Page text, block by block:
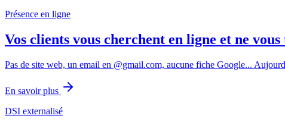
Présence en ligne
Vos clients vous cherchent en ligne et ne
Pas de site web, un email en @gmail.com, aucune fiche Google...
En savoir plus
DSI externalisé